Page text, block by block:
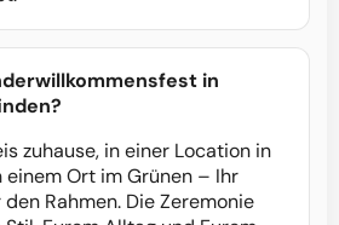
in
zuhause, in einer Location in
Ort im Grünen – Ihr
Rahmen. Die Zeremonie